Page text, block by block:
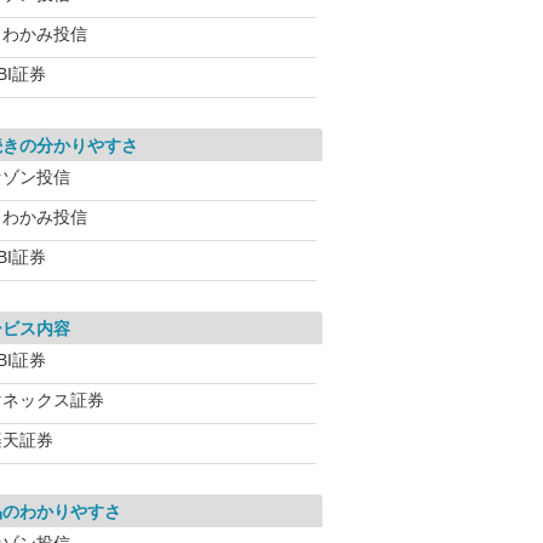
わかみ投信
証券
の分かりやすさ
ゾン投信
わかみ投信
証券
ス内容
証券
ネックス証券
証券
わかりやすさ